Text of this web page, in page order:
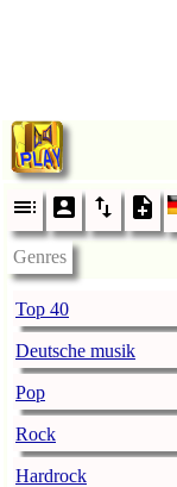
Genres
Top 40
Deutsche musik
Pop
Rock
Hardrock